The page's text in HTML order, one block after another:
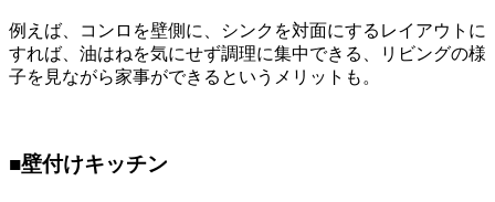
例えば、コンロを壁側に、シンクを対面にするレイアウトに
すれば、油はねを気にせず調理に集中できる、リビングの様
子を見ながら家事ができるというメリットも。
■壁付けキッチン